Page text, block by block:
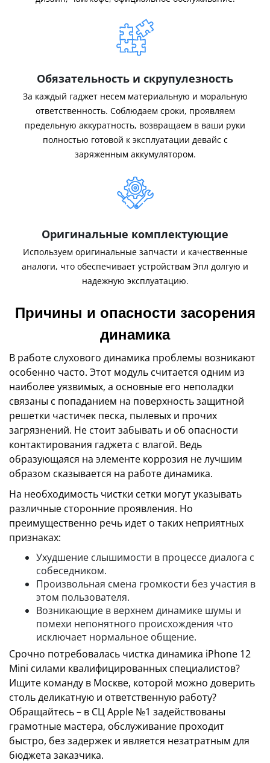
Обязательность и скрупулезность
За каждый гаджет несем материальную и моральную
ответственность. Соблюдаем сроки, проявляем
предельную аккуратность, возвращаем в ваши руки
полностью готовой к эксплуатации девайс с
заряженным аккумулятором.
Оригинальные комплектующие
Используем оригинальные запчасти и качественные
аналоги, что обеспечивает устройствам Эпл долгую и
надежную эксплуатацию.
Причины и опасности засорения
динамика
В работе слухового динамика проблемы возникают
особенно часто. Этот модуль считается одним из
наиболее уязвимых, а основные его неполадки
связаны с попаданием на поверхность защитной
решетки частичек песка, пылевых и прочих
загрязнений. Не стоит забывать и об опасности
контактирования гаджета с влагой. Ведь
образующаяся на элементе коррозия не лучшим
образом сказывается на работе динамика.
На необходимость чистки сетки могут указывать
различные сторонние проявления. Но
преимущественно речь идет о таких неприятных
признаках:
Ухудшение слышимости в процессе диалога с
собеседником.
Произвольная смена громкости без участия в
этом пользователя.
Возникающие в верхнем динамике шумы и
помехи непонятного происхождения что
исключает нормальное общение.
Срочно потребовалась чистка динамика iPhone 12
Mini силами квалифицированных специалистов?
Ищите команду в Москве, которой можно доверить
столь деликатную и ответственную работу?
Обращайтесь – в СЦ Apple №1 задействованы
грамотные мастера, обслуживание проходит
быстро, без задержек и является незатратным для
бюджета заказчика.